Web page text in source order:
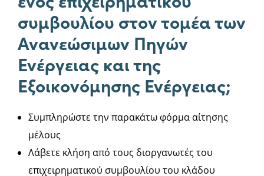
συμβουλίου στον τομέα των
Ανανεώσιμων Πηγών
Ενέργειας και της
Εξοικονόμησης Ενέργειας;
Συμπληρώστε την παρακάτω φόρμα αίτησης
μέλους
Λάβετε κλήση από τους διοργανωτές του
επιχειρηματικού συμβουλίου του κλάδου